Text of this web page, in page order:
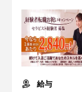
給与